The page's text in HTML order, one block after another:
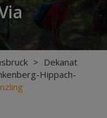
> Dekanat
Hippach-